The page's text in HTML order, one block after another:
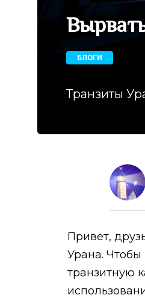
БЛОГИ
Транзиты
Привет,
Урана. Чтобы
транзитную